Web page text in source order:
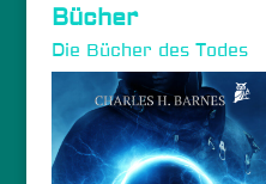
Bücher
Die Bücher des Todes